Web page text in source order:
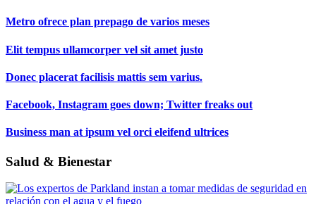
Metro ofrece plan prepago de varios meses
Elit tempus ullamcorper vel sit amet justo
Donec placerat facilisis mattis sem varius.
Facebook, Instagram goes down; Twitter freaks out
Business man at ipsum vel orci eleifend ultrices
Salud & Bienestar